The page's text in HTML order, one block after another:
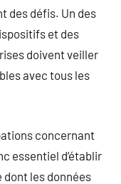
des défis. Un des
et des
doivent veiller
avec tous les
concernant
essentiel d’établir
les données